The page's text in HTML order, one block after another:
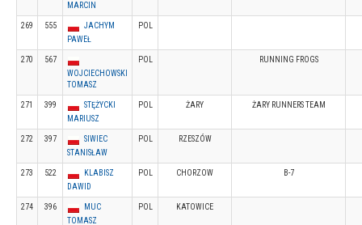
MARCIN
269 555
JACHYM
PAWEŁ
POL
270
567
WOJCIECHOWSKI
TOMASZ
POL RUNNING FROGS
271 399
STĘŻYCKI
MARIUSZ
POL ŻARY ŻARY RUNNERS TEAM
272 397
SIWIEC
STANISŁAW
POL RZESZÓW
273 522
KLABISZ
DAWID
POL CHORZOW B-7
274 396
MUC
TOMASZ
POL KATOWICE